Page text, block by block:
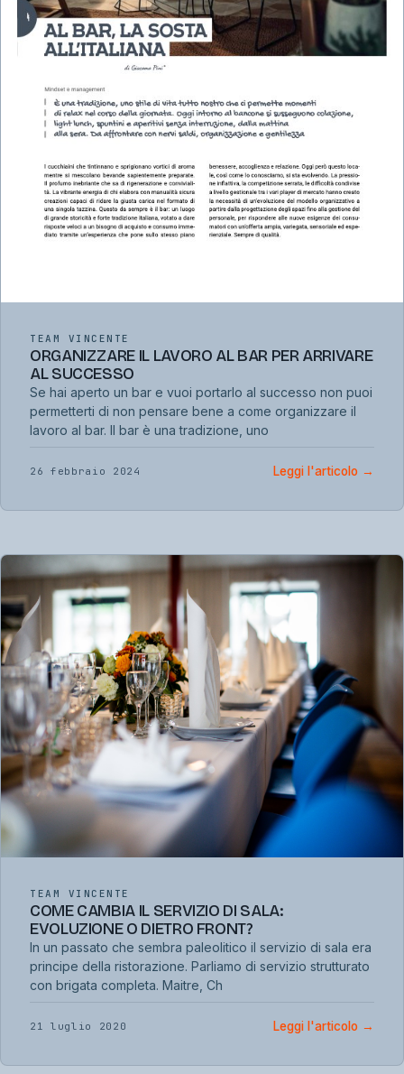
TEAM VINCENTE
ORGANIZZARE IL LAVORO AL BAR PER ARRIVARE
AL SUCCESSO
Se hai aperto un bar e vuoi portarlo al successo non puoi
permetterti di non pensare bene a come organizzare il
lavoro al bar. Il bar è una tradizione, uno
26 febbraio 2024 Leggi l'articolo →
TEAM VINCENTE
COME CAMBIA IL SERVIZIO DI SALA:
EVOLUZIONE O DIETRO FRONT?
In un passato che sembra paleolitico il servizio di sala era
principe della ristorazione. Parliamo di servizio strutturato
con brigata completa. Maitre, Ch
21 luglio 2020 Leggi l'articolo →